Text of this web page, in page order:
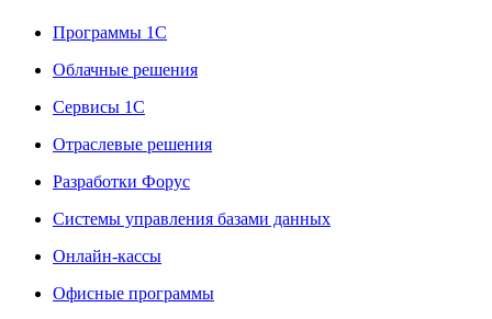
Программы 1С
Облачные решения
Сервисы 1С
Отраслевые решения
Разработки Форус
Системы управления базами данных
Онлайн-кассы
Офисные программы